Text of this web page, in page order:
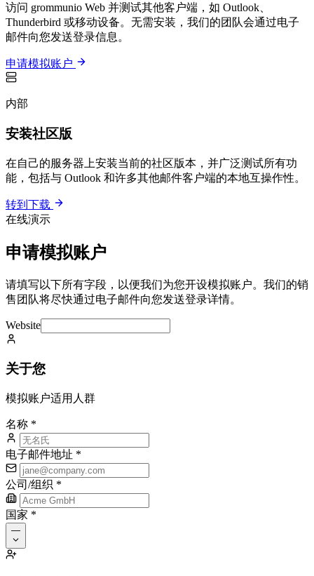
访问 grommunio Web 并测试其他客户端，如 Outlook、
Thunderbird 或移动设备。无需安装，我们的团队会通过电子
邮件向您发送登录信息。
申请模拟账户
内部
安装社区版
在自己的服务器上安装当前的社区版本，并广泛测试所有功
能，包括与 Outlook 和许多其他邮件客户端的本地互操作性。
转到下载
在线演示
申请模拟账户
请填写以下所有字段，以便我们为您开设模拟账户。我们的销
售团队将尽快通过电子邮件向您发送登录详情。
Website
关于您
模拟账户适用人群
名称 *
电子邮件地址 *
公司/组织 *
国家 *
—